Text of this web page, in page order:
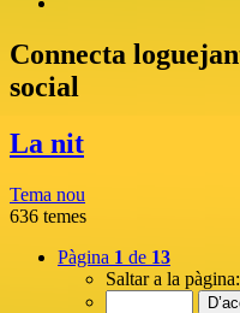
Connecta
social
La nit
Tema nou
636 temes
Pàgina 1 de 13
Saltar a la pàgina: